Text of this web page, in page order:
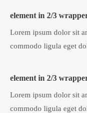
element in 2/3
Lorem ipsum dolor sit
commodo ligula eget
element in 2/3
Lorem ipsum dolor sit
commodo ligula eget